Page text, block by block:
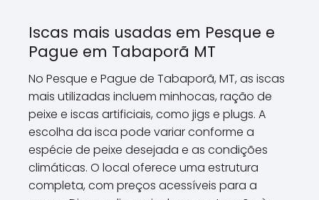
Iscas mais usadas em Pesque e
Pague em Tabaporã MT
No Pesque e Pague de Tabaporã, MT, as iscas
mais utilizadas incluem minhocas, ração de
peixe e iscas artificiais, como jigs e plugs. A
escolha da isca pode variar conforme a
espécie de peixe desejada e as condições
climáticas. O local oferece uma estrutura
completa, com preços acessíveis para a